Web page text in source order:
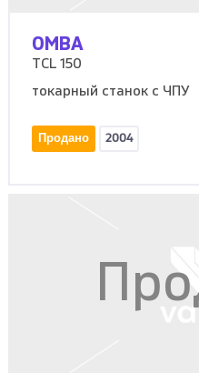
OMBA
TCL 150
токарный станок с ЧПУ
Продано 2004